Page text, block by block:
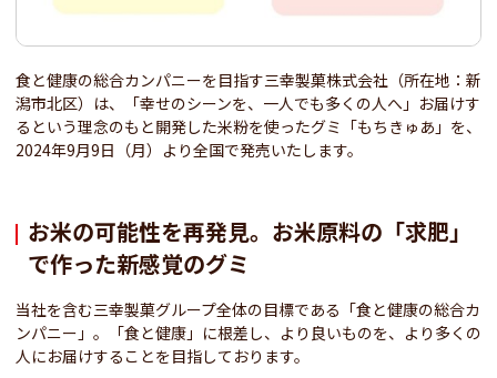
食と健康の総合カンパニーを目指す三幸製菓株式会社（所在地：新
潟市北区）は、「幸せのシーンを、一人でも多くの人へ」お届けす
るという理念のもと開発した米粉を使ったグミ「もちきゅあ」を、
2024年9月9日（月）より全国で発売いたします。
お米の可能性を再発見。お米原料の「求肥」
で作った新感覚のグミ
当社を含む三幸製菓グループ全体の目標である「食と健康の総合カ
ンパニー」。「食と健康」に根差し、より良いものを、より多くの
人にお届けすることを目指しております。